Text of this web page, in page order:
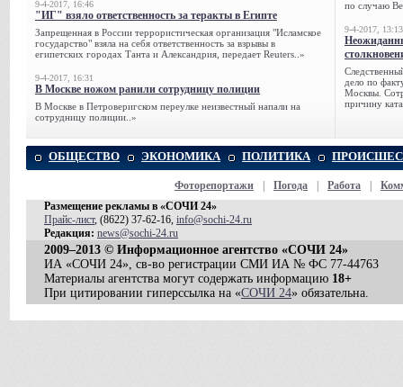
9-4-2017, 16:46
"ИГ" взяло ответственность за теракты в Египте
Запрещенная в России террористическая организация "Исламское
государство" взяла на себя ответственность за взрывы в
египетских городах Танта и Александрия, передает Reuters..»
9-4-2017, 16:31
В Москве ножом ранили сотрудницу полиции
В Москве в Петроверигском переулке неизвестный напали на
сотрудницу полиции..»
по случаю
9-4-2017, 13:13
дело по
Москвы.
причину
ОБЩЕСТВО ЭКОНОМИКА ПОЛИТИКА
Фоторепортажи Погода Работа
Размещение рекламы в «СОЧИ 24»
Прайс-лист, (8622) 37-62-16, info@sochi-24.ru
Редакция: news@sochi-24.ru
2009–2013 © Информационное агентство «СОЧИ 24»
ИА «СОЧИ 24», св-во регистрации СМИ ИА № ФС 77-44763
Материалы агентства могут содержать информацию 18+
При цитировании гиперссылка на «СОЧИ 24» обязательна.